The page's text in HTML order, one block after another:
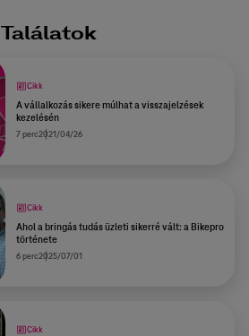
Találatok
Cikk
A vállalkozás sikere múlhat a visszajelzések
kezelésén
7 perc2021/04/26
Cikk
Ahol a bringás tudás üzleti sikerré vált: a Bikepro
története
6 perc2025/07/01
Cikk